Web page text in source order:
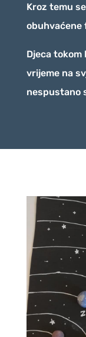
Kroz temu
obuhvaćene
Djeca tokom
vrijeme na
nespustano